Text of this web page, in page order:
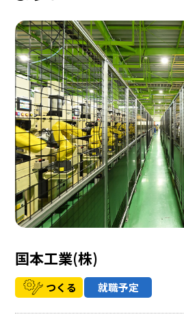
国本工業(株)
つくる 就職予定